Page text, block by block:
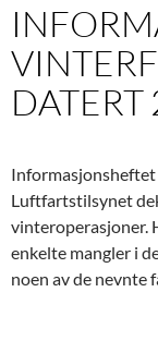
Luftfartstilsynet
vinteroperasjoner.
enkelte mangler i
noen av de nevnte